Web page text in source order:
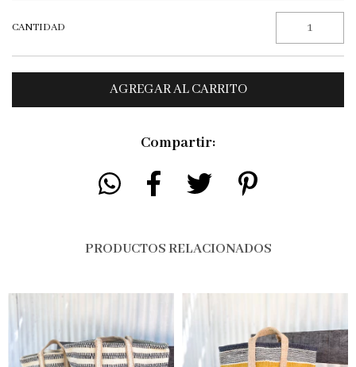
CANTIDAD
Compartir:
PRODUCTOS RELACIONADOS